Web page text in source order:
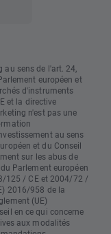
sens de l'art. 24,
européen et
d'instruments
et la directive
n'est pas une
au sens
et du Conseil
sur les abus de
Parlement européen
125 / CE et 2004/72 /
2016/958 de la
(UE)
en ce qui concerne
aux modalités